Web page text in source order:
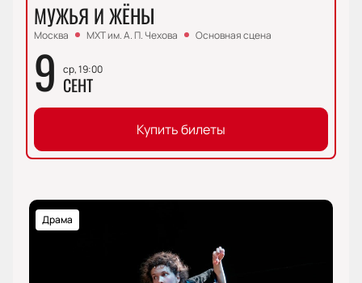
МУЖЬЯ И ЖЁНЫ
Москва МХТ им. А. П. Чехова Основная сцена
9 ср, 19:00
СЕНТ
Купить билеты
Драма